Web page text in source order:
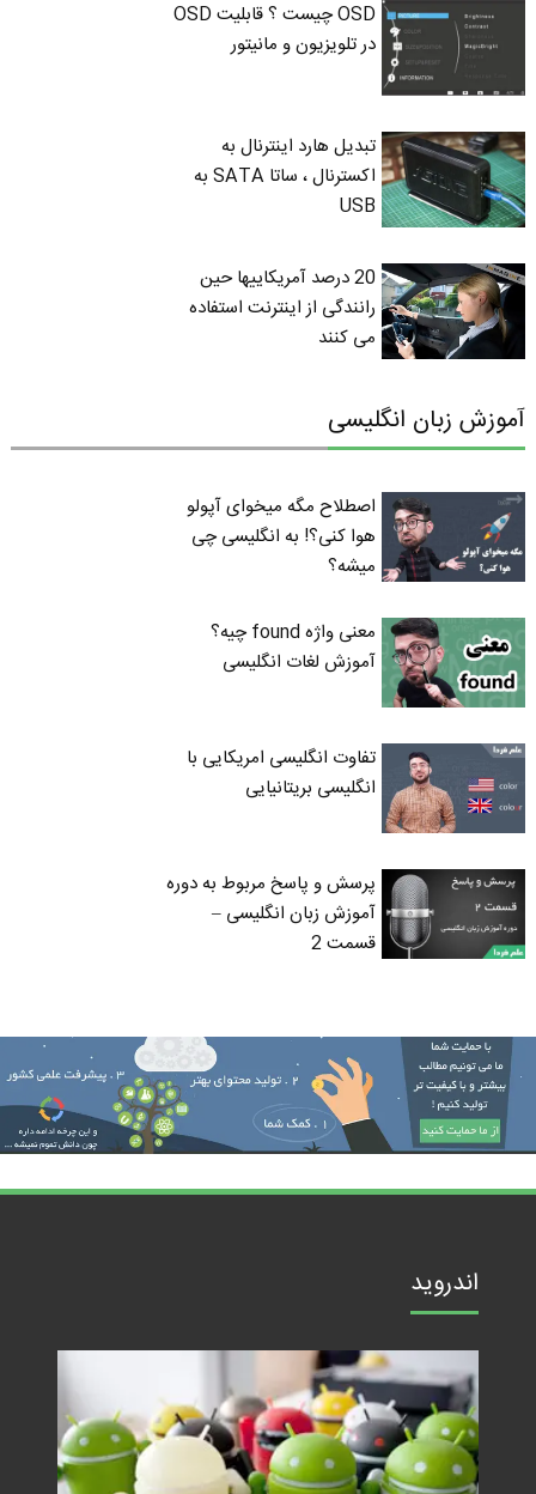
OSD چیست ؟ قابلیت OSD
در تلویزیون و مانیتور
تبدیل هارد اینترنال به
اکسترنال ، ساتا SATA به
USB
20 درصد آمریکاییها حین
رانندگی از اینترنت استفاده
می کنند
آموزش زبان انگلیسی
اصطلاح مگه میخوای آپولو
هوا کنی؟! به انگلیسی چی
میشه؟
معنی واژه found چیه؟
آموزش لغات انگلیسی
تفاوت انگلیسی امریکایی با
انگلیسی بریتانیایی
پرسش و پاسخ مربوط به دوره
آموزش زبان انگلیسی –
قسمت 2
اندروید